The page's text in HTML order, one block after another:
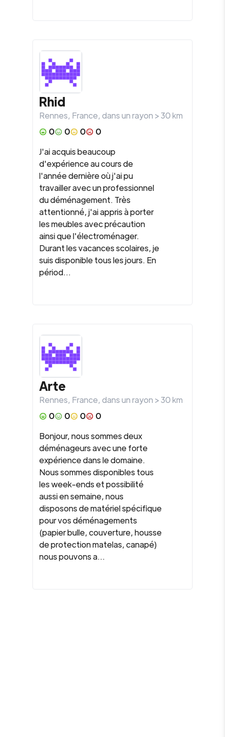
Rhid
Rennes, France, dans un rayon >30km
0
0 0
0
J'ai acquis beaucoup
d'expérience au cours de
l'année dernière où j'ai pu
travailler avec un professionnel
du déménagement. Très
attentionné, j'ai appris à porter
les meubles avec précaution
ainsi que l'électroménager.
Durant les vacances scolaires, je
suis disponible tous les jours. En
périod...
Arte
Rennes, France, dans un rayon >30km
0
0 0
0
Bonjour, nous sommes deux
déménageurs avec une forte
expérience dans le domaine.
Nous sommes disponibles tous
les week-ends et possibilité
aussi en semaine, nous
disposons de matériel spécifique
pour vos déménagements
(papier bulle, couverture, housse
de protection matelas, canapé)
nous pouvons a...